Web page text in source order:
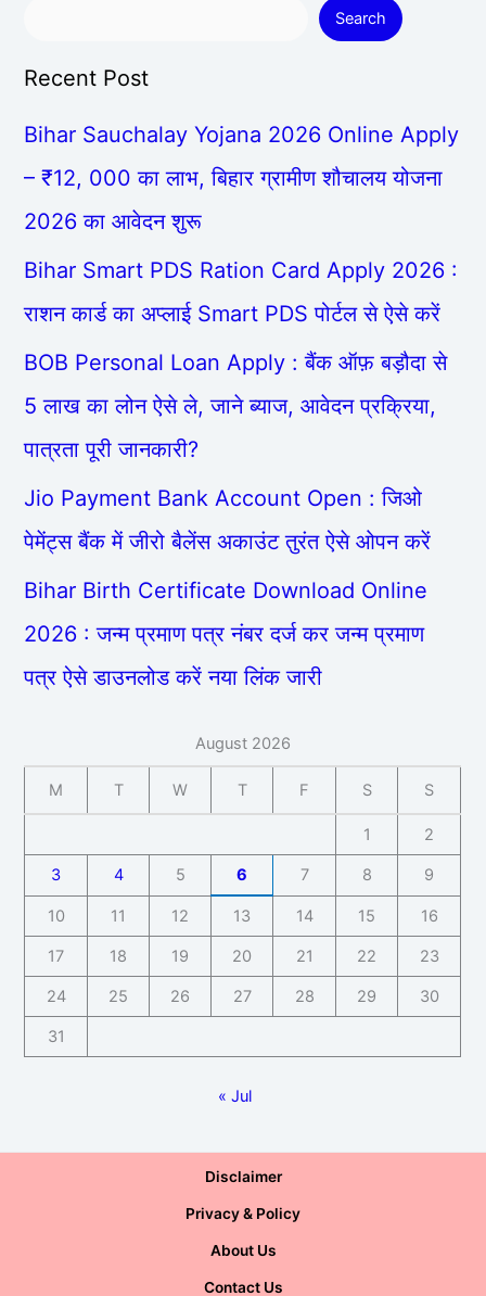
Search
Recent Post
Bihar Sauchalay Yojana 2026 Online Apply
– ₹12, 000 का लाभ, बिहार ग्रामीण शौचालय योजना
2026 का आवेदन शुरू
Bihar Smart PDS Ration Card Apply 2026 :
राशन कार्ड का अप्लाई Smart PDS पोर्टल से ऐसे करें
BOB Personal Loan Apply : बैंक ऑफ़ बड़ौदा से
5 लाख का लोन ऐसे ले, जाने ब्याज, आवेदन प्रक्रिया,
पात्रता पूरी जानकारी?
Jio Payment Bank Account Open : जिओ
पेमेंट्स बैंक में जीरो बैलेंस अकाउंट तुरंत ऐसे ओपन करें
Bihar Birth Certificate Download Online
2026 : जन्म प्रमाण पत्र नंबर दर्ज कर जन्म प्रमाण
पत्र ऐसे डाउनलोड करें नया लिंक जारी
August 2026
M T W T F S S
1 2
3 4 5 6 7 8 9
10 11 12 13 14 15 16
17 18 19 20 21 22 23
24 25 26 27 28 29 30
31
« Jul
Disclaimer
Privacy & Policy
About Us
Contact Us